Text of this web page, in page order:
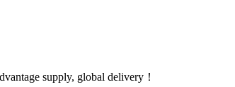
supply, global delivery！